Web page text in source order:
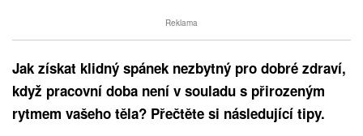
Reklama
Jak získat klidný spánek nezbytný pro dobré zdraví,
když pracovní doba není v souladu s přirozeným
rytmem vašeho těla? Přečtěte si následující tipy.